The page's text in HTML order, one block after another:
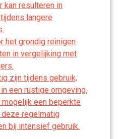
kan resulteren in
langere
het grondig reinigen
in vergelijking met
zijn tijdens gebruik,
een rustige omgeving.
een beperkte
regelmatig
bij intensief gebruik.